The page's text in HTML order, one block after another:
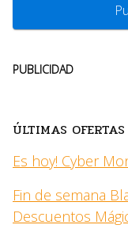
PUBLICIDAD
ÚLTIMAS OFERTAS
Es hoy! Cyber
Fin de semana
Descuentos